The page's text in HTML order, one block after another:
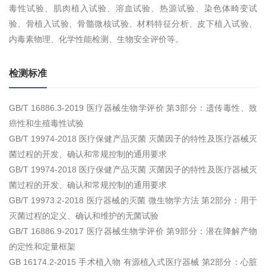
毒性试验、肌肉植入试验、溶血试验、热源试验、染色体畸变试
验、骨植入试验、骨髓微核试验、材料特征分析、皮下植入试验、
内毒素物理、化学性能检测、生物安全评价等。
检测标准
GB/T 16886.3-2019 医疗器械生物学评价 第3部分：遗传毒性、致
癌性和生殖毒性试验
GB/T 19974-2018 医疗保健产品灭菌 灭菌因子的特性及医疗器械灭
菌过程的开发、确认和常规控制的通用要求
GB/T 19974-2018 医疗保健产品灭菌 灭菌因子的特性及医疗器械灭
菌过程的开发、确认和常规控制的通用要求
GB/T 19973.2-2018 医疗器械的灭菌 微生物学方法 第2部分：用于
灭菌过程的定义、确认和维护的无菌试验
GB/T 16886.9-2017 医疗器械生物学评价 第9部分：潜在降解产物
的定性和定量框架
GB 16174.2-2015 手术植入物 有源植入式医疗器械 第2部分：心脏